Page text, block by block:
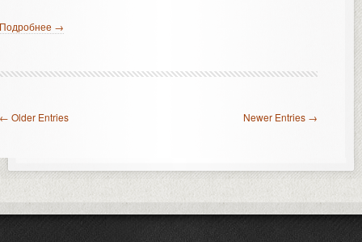
→
Older Entries Newer Entries →